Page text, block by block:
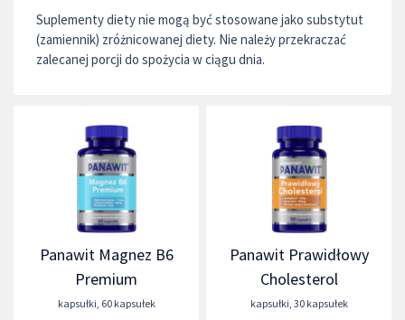
Suplementy diety nie mogą być stosowane jako substytut
(zamiennik) zróżnicowanej diety. Nie należy przekraczać
zalecanej porcji do spożycia w ciągu dnia.
Panawit Magnez B6
Premium
kapsułki, 60 kapsułek
Panawit Prawidłowy
Cholesterol
kapsułki, 30 kapsułek